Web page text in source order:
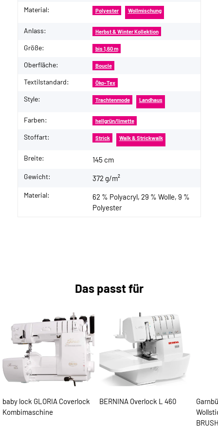
Material: Polyester Wollmischung
Anlass: Herbst & Winter Kollektion
Größe: bis 1,60 m
Oberfläche: Boucle
Textilstandard: Öko-Tex
Style: Trachtenmode Landhaus
Farben: hellgrün/limette
Stoffart: Strick Walk & Strickwalk
Breite: 145 cm
Gewicht: 372 g/m²
Material:
62 % Polyacryl, 29 % Wolle, 9 %
Polyester
Das passt für
baby lock GLORIA Coverlock
Kombimaschine
BERNINA Overlock L 460